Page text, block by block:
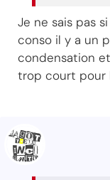
Je ne sais pas
conso il y a un
condensation
trop court pour